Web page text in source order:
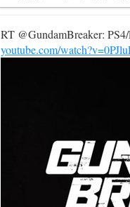
RT @GundamBreaker:
youtube.com/